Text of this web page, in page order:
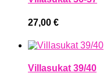
27,00 €
Villasukat 39/40